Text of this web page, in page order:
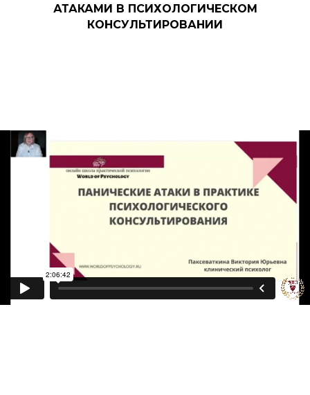
АТАКАМИ В ПСИХОЛОГИЧЕСКОМ
КОНСУЛЬТИРОВАНИИ